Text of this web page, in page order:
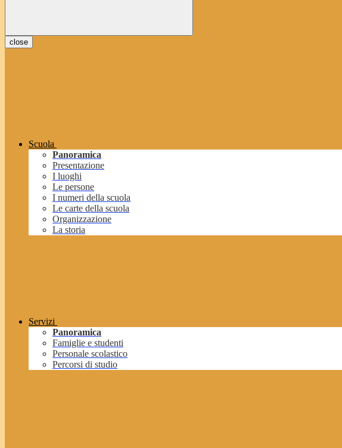
close
Scuola
Panoramica
Presentazione
I luoghi
Le persone
I numeri della scuola
Le carte della scuola
Organizzazione
La storia
Servizi
Panoramica
Famiglie e studenti
Personale scolastico
Percorsi di studio